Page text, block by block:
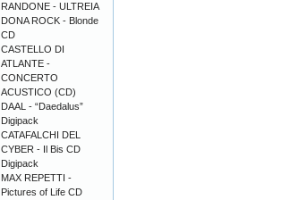
RANDONE - ULTREIA
DONA ROCK - Blonde
CD
CASTELLO DI
ATLANTE -
CONCERTO
ACUSTICO (CD)
DAAL - “Daedalus”
Digipack
CATAFALCHI DEL
CYBER - Il Bis CD
Digipack
MAX REPETTI -
Pictures of Life CD